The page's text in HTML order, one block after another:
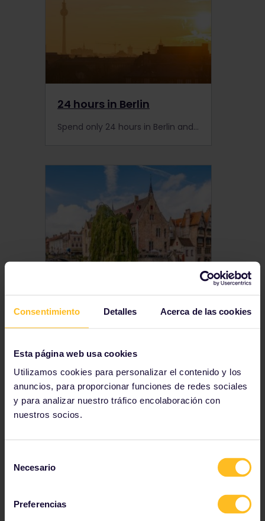
Consentimiento Detalles Acerca de las cookies
Esta página web usa cookies
Utilizamos cookies para personalizar el contenido y los
anuncios, para proporcionar funciones de redes sociales
y para analizar nuestro tráfico encolaboración con
nuestros socios.
Necesario
Preferencias
24 hours in Berlin
Spend only 24 hours in Berlin and enjoy the city like a local. Add Berlin to your Interrail itinerary and you won't regret it!
24 hours in Bruges
24 hours in Copenhagen